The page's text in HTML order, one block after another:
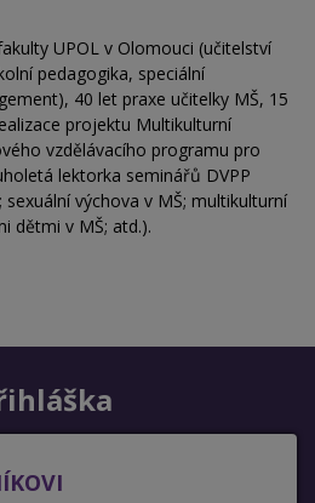
UPOL v Olomouci (učitelství
pedagogika, speciální
40 let praxe učitelky MŠ, 15
projektu Multikulturní
vzdělávacího programu pro
lektorka seminářů DVPP
výchova v MŠ; multikulturní
dětmi v MŠ; atd.).